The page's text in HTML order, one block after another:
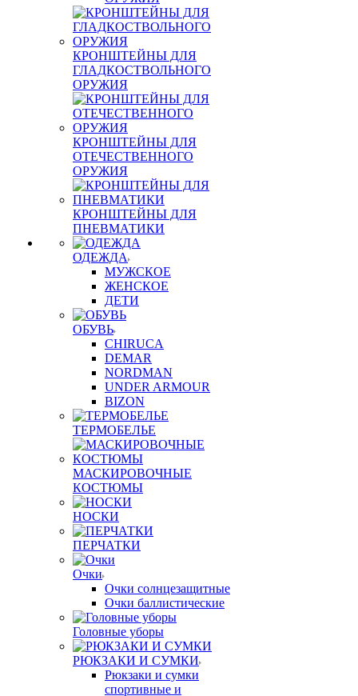
КРОНШТЕЙНЫ ДЛЯ
ГЛАДКОСТВОЛЬНОГО
ОРУЖИЯ
КРОНШТЕЙНЫ ДЛЯ
ОТЕЧЕСТВЕННОГО
ОРУЖИЯ
КРОНШТЕЙНЫ ДЛЯ
ПНЕВМАТИКИ
ОДЕЖДА
МУЖСКОЕ
ЖЕНСКОЕ
ДЕТИ
ОБУВЬ
CHIRUCA
DEMAR
NORDMAN
UNDER ARMOUR
BIZON
ТЕРМОБЕЛЬЕ
МАСКИРОВОЧНЫЕ
КОСТЮМЫ
НОСКИ
ПЕРЧАТКИ
Очки
Очки солнцезащитные
Очки баллистические
Головные уборы
РЮКЗАКИ И СУМКИ
Рюкзаки и сумки
спортивные и